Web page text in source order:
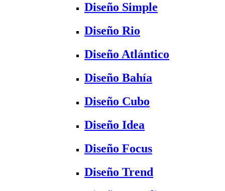
Diseño Simple
Diseño Rio
Diseño Atlántico
Diseño Bahía
Diseño Cubo
Diseño Idea
Diseño Focus
Diseño Trend